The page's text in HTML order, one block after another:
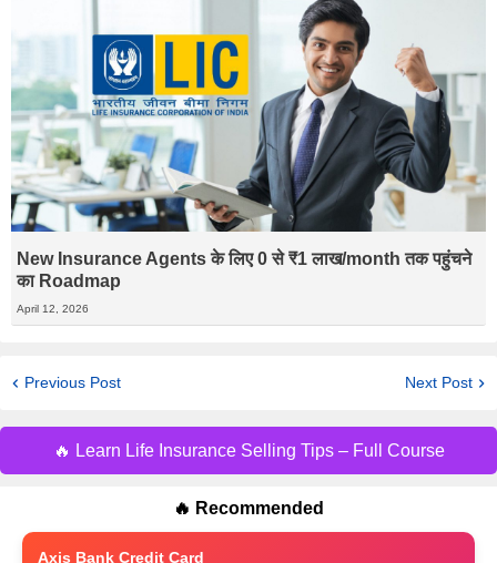
New Insurance Agents के लिए 0 से ₹1 लाख/month तक पहुंचने
का Roadmap
April 12, 2026
Previous Post Next Post
🔥 Learn Life Insurance Selling Tips – Full Course
🔥 Recommended
Axis Bank Credit Card